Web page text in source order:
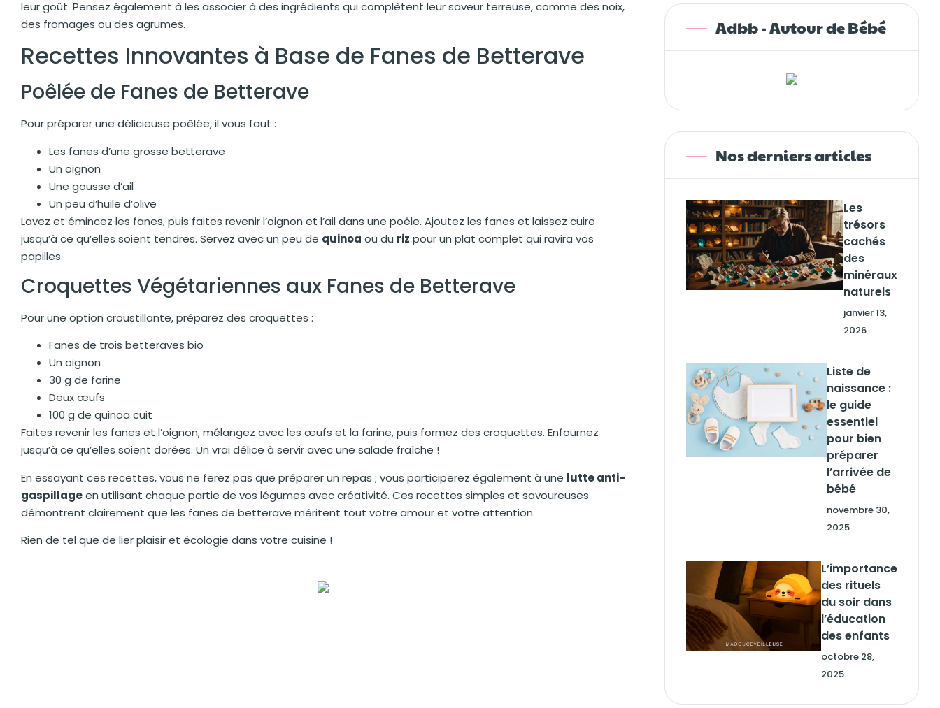
leur goût. Pensez également à les associer à des ingrédients qui complètent leur saveur terreuse, comme des noix,
des fromages ou des agrumes.
Recettes Innovantes à Base de Fanes de Betterave
Poêlée de Fanes de Betterave
Pour préparer une délicieuse poêlée, il vous faut :
Les fanes d’une grosse betterave
Un oignon
Une gousse d’ail
Un peu d’huile d’olive
Lavez et émincez les fanes, puis faites revenir l’oignon et l’ail dans une poêle. Ajoutez les fanes et laissez cuire
jusqu’à ce qu’elles soient tendres. Servez avec un peu de quinoa ou du riz pour un plat complet qui ravira vos
papilles.
Croquettes Végétariennes aux Fanes de Betterave
Pour une option croustillante, préparez des croquettes :
Fanes de trois betteraves bio
Un oignon
30 g de farine
Deux œufs
100 g de quinoa cuit
Faites revenir les fanes et l’oignon, mélangez avec les œufs et la farine, puis formez des croquettes. Enfournez
jusqu’à ce qu’elles soient dorées. Un vrai délice à servir avec une salade fraîche !
En essayant ces recettes, vous ne ferez pas que préparer un repas ; vous participerez également à une lutte anti-
gaspillageen utilisant chaque partie de vos légumes avec créativité. Ces recettes simples et savoureuses
démontrent clairement que les fanes de betterave méritent tout votre amour et votre attention.
Rien de tel que de lier plaisir et écologie dans votre cuisine !
Adbb - Autour de Bébé
Nos derniers articles
Les
trésors
cachés
des
minéraux
naturels
janvier 13,
2026
Liste de
naissance :
le guide
essentiel
pour bien
préparer
l’arrivée de
bébé
novembre 30,
2025
L’importance
des rituels
du soir dans
l’éducation
des enfants
octobre 28,
2025